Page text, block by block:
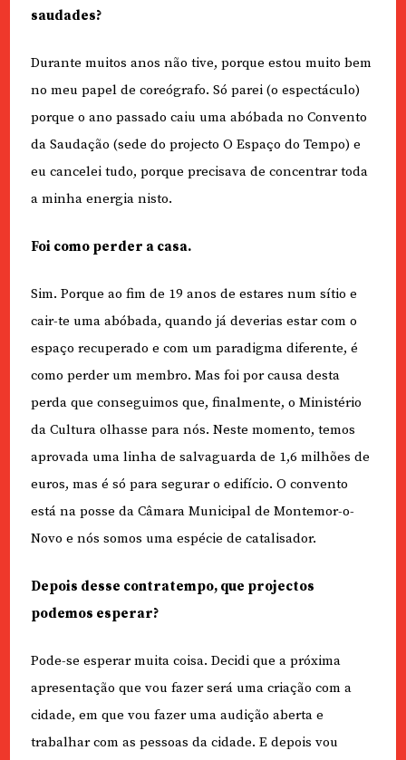
saudades?
Durante muitos anos não tive, porque estou muito bem
no meu papel de coreógrafo. Só parei (o espectáculo)
porque o ano passado caiu uma abóbada no Convento
da Saudação (sede do projecto O Espaço do Tempo) e
eu cancelei tudo, porque precisava de concentrar toda
a minha energia nisto.
Foi como perder a casa.
Sim. Porque ao fim de 19 anos de estares num sítio e
cair-te uma abóbada, quando já deverias estar com o
espaço recuperado e com um paradigma diferente, é
como perder um membro. Mas foi por causa desta
perda que conseguimos que, finalmente, o Ministério
da Cultura olhasse para nós. Neste momento, temos
aprovada uma linha de salvaguarda de 1,6 milhões de
euros, mas é só para segurar o edifício. O convento
está na posse da Câmara Municipal de Montemor-o-
Novo e nós somos uma espécie de catalisador.
Depois desse contratempo, que projectos
podemos esperar?
Pode-se esperar muita coisa. Decidi que a próxima
apresentação que vou fazer será uma criação com a
cidade, em que vou fazer uma audição aberta e
trabalhar com as pessoas da cidade. E depois vou